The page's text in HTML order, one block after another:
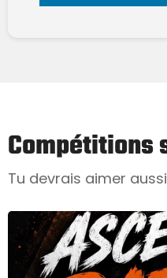
Compétitions
Tu devrais aimer